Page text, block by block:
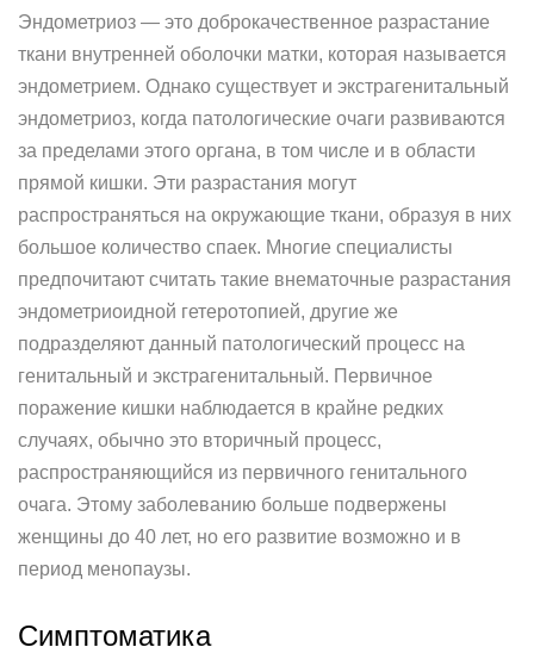
Эндометриоз — это доброкачественное разрастание
ткани внутренней оболочки матки, которая называется
эндометрием. Однако существует и экстрагенитальный
эндометриоз, когда патологические очаги развиваются
за пределами этого органа, в том числе и в области
прямой кишки. Эти разрастания могут
распространяться на окружающие ткани, образуя в них
большое количество спаек. Многие специалисты
предпочитают считать такие внематочные разрастания
эндометриоидной гетеротопией, другие же
подразделяют данный патологический процесс на
генитальный и экстрагенитальный. Первичное
поражение кишки наблюдается в крайне редких
случаях, обычно это вторичный процесс,
распространяющийся из первичного генитального
очага. Этому заболеванию больше подвержены
женщины до 40 лет, но его развитие возможно и в
период менопаузы.
Симптоматика